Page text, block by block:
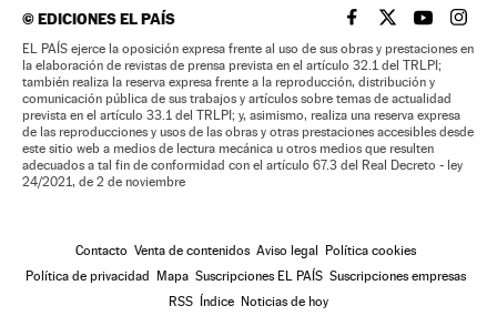
©EDICIONES EL PAÍS EL PAÍS BRASIL EN
EL PAÍSEL PAÍS
EL
EL PAÍS ejerce la oposición expresa frente al uso de sus obras y prestaciones en
la elaboración de revistas de prensa prevista en el artículo 32.1 del TRLPI;
también realiza la reserva expresa frente a la reproducción, distribución y
comunicación pública de sus trabajos y artículos sobre temas de actualidad
prevista en el artículo 33.1 del TRLPI; y, asimismo, realiza una reserva expresa
de las reproducciones y usos de las obras y otras prestaciones accesibles desde
este sitio web a medios de lectura mecánica u otros medios que resulten
adecuados a tal fin de conformidad con el artículo 67.3 del Real Decreto - ley
24/2021, de 2 de noviembre
Contacto Venta de contenidos Aviso legal
Política cookies
Política de privacidad
Mapa Suscripciones EL PAÍS Suscripciones empresas
RSS
Índice Noticias de hoy